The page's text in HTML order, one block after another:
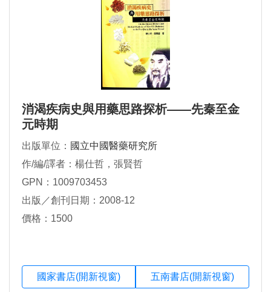
消渴疾病史與用藥思路探析――先秦至金
元時期
出版單位： 國立中國醫藥研究所
作/編/譯者：楊仕哲，張賢哲
GPN：1009703453
出版／創刊日期：2008-12
價格：1500
國家書店(開新視窗) 五南書店(開新視窗)